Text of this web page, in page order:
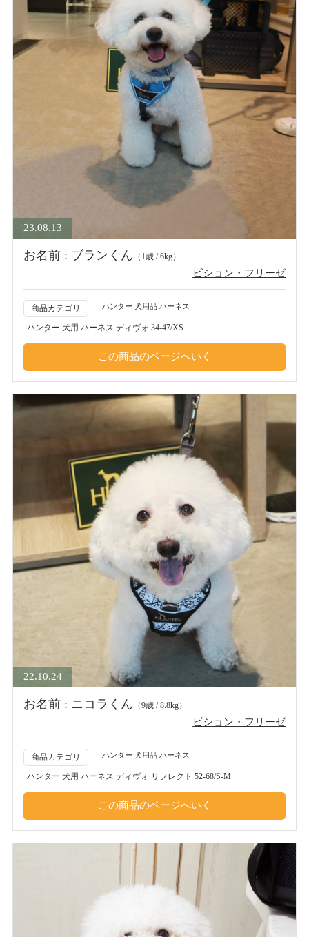
23.08.13
お名前 : ブランくん （1歳 / 6kg）
ビション・フリーゼ
商品カテゴリ ハンター 犬用品 ハーネス
ハンター 犬用 ハーネス ディヴォ 34-47/XS
22.10.24
お名前 : ニコラくん （9歳 / 8.8kg）
ビション・フリーゼ
商品カテゴリ ハンター 犬用品 ハーネス
ハンター 犬用 ハーネス ディヴォ リフレクト 52-68/S-M